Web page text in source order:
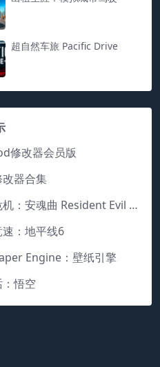
超自然车旅 Pacific Drive
修改器会员版
器合集
生化危机：安魂曲 Resident Evil Requiem
：地平线6
Engine：壁纸引擎
悟空